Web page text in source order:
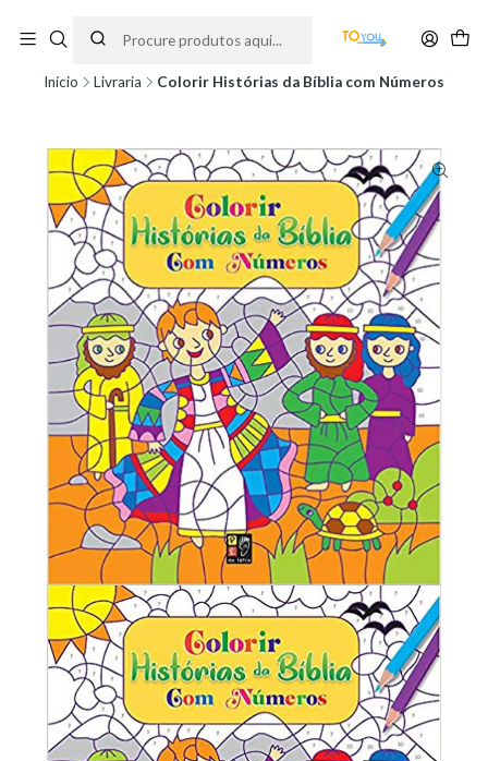
partir do dia 11 de Agosto, às 10H.
Início Livraria Colorir Histórias da Bíblia com Números